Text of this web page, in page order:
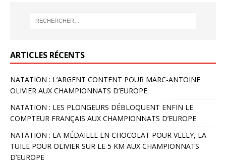
ARTICLES RÉCENTS
NATATION : L’ARGENT CONTENT POUR MARC-ANTOINE
OLIVIER AUX CHAMPIONNATS D’EUROPE
NATATION : LES PLONGEURS DÉBLOQUENT ENFIN LE
COMPTEUR FRANÇAIS AUX CHAMPIONNATS D’EUROPE
NATATION : LA MÉDAILLE EN CHOCOLAT POUR VELLY, LA
TUILE POUR OLIVIER SUR LE 5 KM AUX CHAMPIONNATS
D’EUROPE